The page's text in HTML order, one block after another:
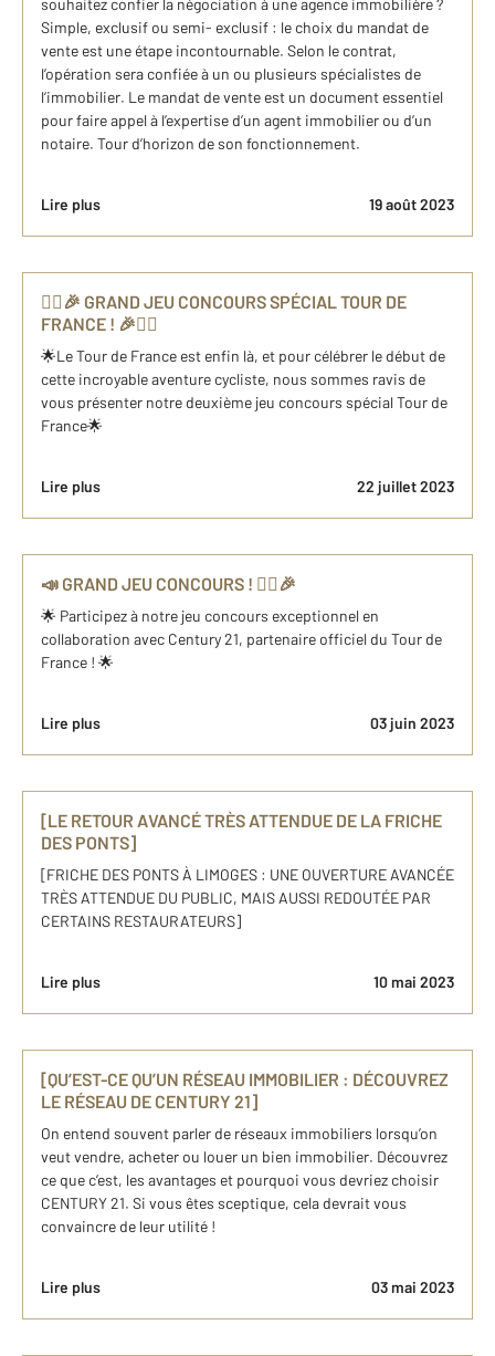
souhaitez confier la négociation à une agence immobilière ?
Simple, exclusif ou semi- exclusif : le choix du mandat de
vente est une étape incontournable. Selon le contrat,
l’opération sera confiée à un ou plusieurs spécialistes de
l’immobilier. Le mandat de vente est un document essentiel
pour faire appel à l’expertise d’un agent immobilier ou d’un
notaire. Tour d’horizon de son fonctionnement.
Lire plus 19 août 2023
🚴‍♂️🎉 GRAND JEU CONCOURS SPÉCIAL TOUR DE
FRANCE ! 🎉🚴‍♂️
🌟Le Tour de France est enfin là, et pour célébrer le début de
cette incroyable aventure cycliste, nous sommes ravis de
vous présenter notre deuxième jeu concours spécial Tour de
France🌟
Lire plus 22 juillet 2023
📣 GRAND JEU CONCOURS ! 🚴‍♂️🎉
🌟 Participez à notre jeu concours exceptionnel en
collaboration avec Century 21, partenaire officiel du Tour de
France ! 🌟
Lire plus 03 juin 2023
[LE RETOUR AVANCÉ TRÈS ATTENDUE DE LA FRICHE
DES PONTS]
[FRICHE DES PONTS À LIMOGES : UNE OUVERTURE AVANCÉE
TRÈS ATTENDUE DU PUBLIC, MAIS AUSSI REDOUTÉE PAR
CERTAINS RESTAURATEURS]
Lire plus 10 mai 2023
[QU’EST-CE QU’UN RÉSEAU IMMOBILIER : DÉCOUVREZ
LE RÉSEAU DE CENTURY 21]
On entend souvent parler de réseaux immobiliers lorsqu’on
veut vendre, acheter ou louer un bien immobilier. Découvrez
ce que c’est, les avantages et pourquoi vous devriez choisir
CENTURY 21. Si vous êtes sceptique, cela devrait vous
convaincre de leur utilité !
Lire plus 03 mai 2023